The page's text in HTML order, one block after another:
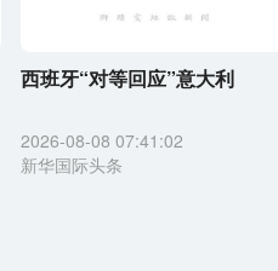
西班牙“对等回应”意大利
2026-08-08 07:41:02
新华国际头条